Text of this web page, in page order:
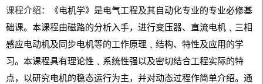
课程介绍：
《电机学》是电气工程及其自动化专业的专业必修基
础课。本课程由磁路的分析入手，进行变压器、直流电机﹑三相
感应电动机及同步电机等的工作原理﹑结构、特性及应用的学
习。本课程具有理论性﹑系统性强以及密切结合工程实际的特
点，以研究电机的稳态运行为主，并对动态过程作简单介绍。通